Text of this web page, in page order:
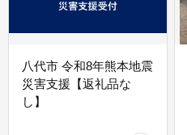
八代市 令和8年熊本地震
災害支援【返礼品な
し】